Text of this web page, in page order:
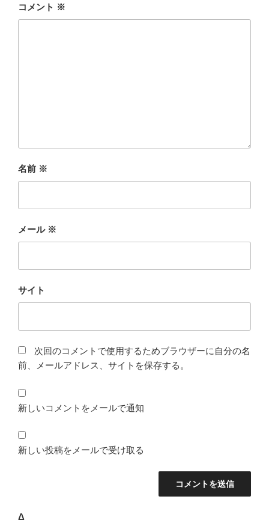
コメント ※
名前 ※
メール ※
サイト
次回のコメントで使用するためブラウザーに自分の名
前、メールアドレス、サイトを保存する。
新しいコメントをメールで通知
新しい投稿をメールで受け取る
Δ